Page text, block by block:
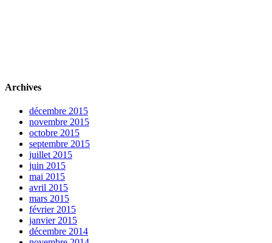
Archives
décembre 2015
novembre 2015
octobre 2015
septembre 2015
juillet 2015
juin 2015
mai 2015
avril 2015
mars 2015
février 2015
janvier 2015
décembre 2014